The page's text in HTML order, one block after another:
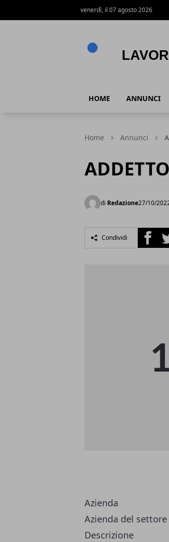
venerdì, il 07 agosto 2026
HOME ANNUNCI
Home Annunci
di Redazione27/10/
Condividi
Azienda
Azienda del settore
Descrizione